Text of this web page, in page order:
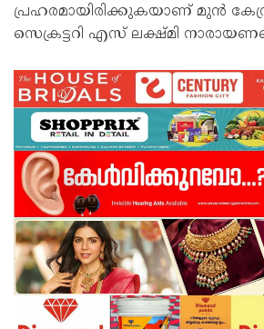
പ്രഹരമായിരിക്കുകയാണ് മുന്‍
സെക്രട്ടറി എസ് ലക്ഷ്മി